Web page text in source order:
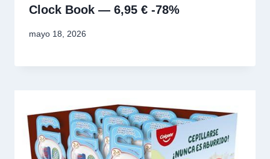
Clock Book — 6,95 € -78%
mayo 18, 2026